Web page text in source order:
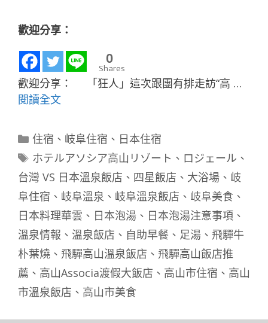
歡迎分享：
0
Shares
歡迎分享： 「狂人」這次跟團有排走訪“高 …
閱讀全文
分
類
住宿 、 岐阜住宿 、 日本住宿
標
籤
ホテルアソシア高山リゾート 、 ロジェール 、
台灣 VS 日本溫泉飯店 、 四星飯店 、 大浴場 、 岐
阜住宿 、 岐阜溫泉 、 岐阜溫泉飯店 、 岐阜美食 、
日本料理華雲 、 日本泡湯 、 日本泡湯注意事項 、
溫泉情報 、 溫泉飯店 、 自助早餐 、 足湯 、 飛驒牛
朴葉燒 、 飛驒高山溫泉飯店 、 飛驒高山飯店推
薦 、 高山Associa渡假大飯店 、 高山市住宿 、 高山
市溫泉飯店 、 高山市美食